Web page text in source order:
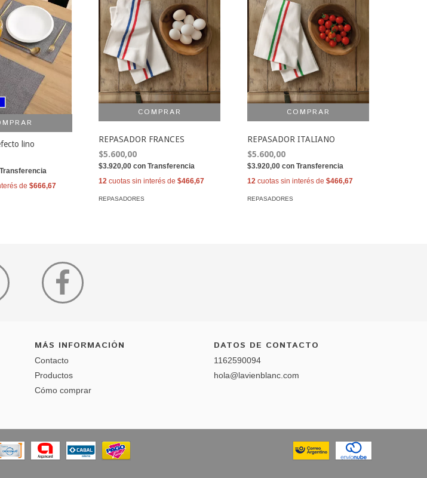
lino
Transferencia
de $666,67
REPASADOR FRANCES
$5.600,00
$3.920,00con Transferencia
12 cuotas sin interés de$466,67
REPASADORES
REPASADOR ITALIANO
$5.600,00
$3.920,00con Transferencia
12 cuotas sin interés de$466,67
REPASADORES
MÁS INFORMACIÓN
Contacto
Productos
Cómo comprar
DATOS DE CONTACTO
1162590094
hola@lavienblanc.com